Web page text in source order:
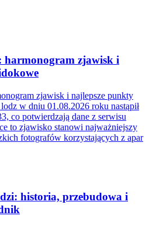
harmonogram zjawisk i
zjawisk i najlepsze punkty
w dniu 01.08.2026 roku nastąpił
co potwierdzają dane z serwisu
to zjawisko stanowi najważniejszy
fotografów korzystających z apar
historia, przebudowa i